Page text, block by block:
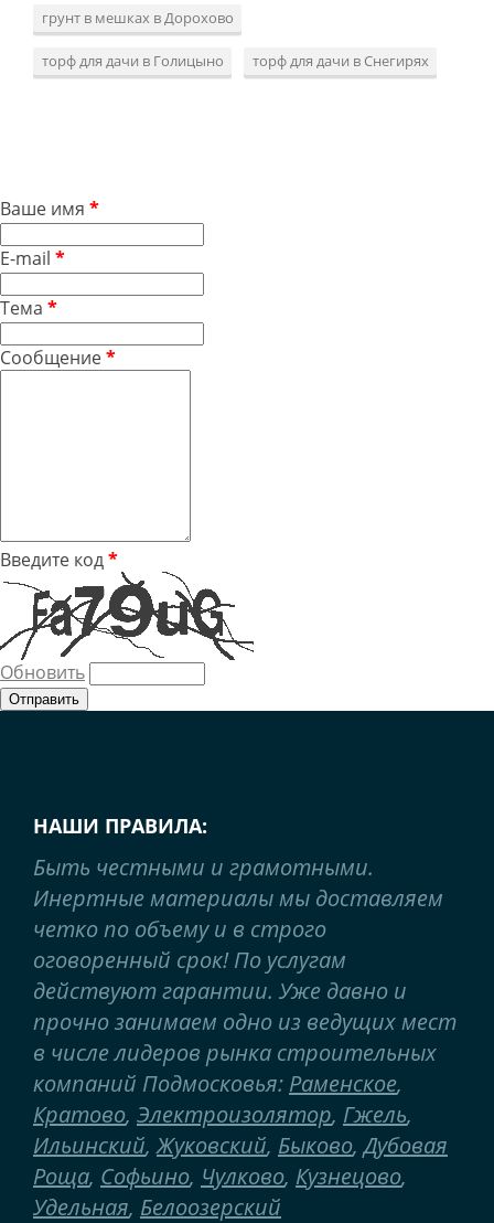
грунт в мешках в Дорохово
торф для дачи в Голицыно торф для дачи в Снегирях
Ваше имя *
E-mail *
Тема *
Сообщение*
Введите код*
Обновить
НАШИ ПРАВИЛА:
Быть честными и грамотными.
Инертные материалы мы доставляем
четко по объему и в строго
оговоренный срок! По услугам
действуют гарантии. Уже давно и
прочно занимаем одно из ведущих мест
в числе лидеров рынка строительных
компаний Подмосковья: Раменское,
Кратово, Электроизолятор, Гжель,
Ильинский,Жуковский, Быково,Дубовая
Роща, Софьино, Чулково, Кузнецово,
Удельная, Белоозерский